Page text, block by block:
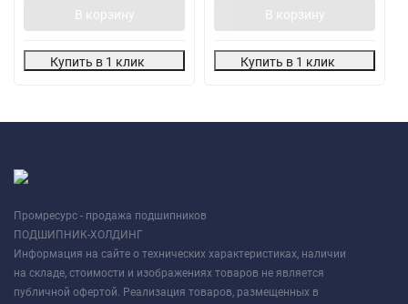
В корзину
Купить в 1 клик
В корзину
Купить в 1 клик
Промресурс - продажа подшипников
ПОДШИПНИК-ХОЛДИНГ
Информация на сайте о технических характеристиках, наличии
на складе, стоимости и изображениях товаров не является
публичной офертой. Реализация товаров, размещенных в